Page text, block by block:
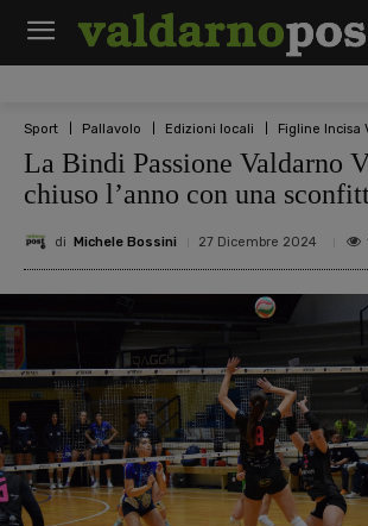
Sport Pallavolo Edizioni locali Figline Incisa
La Bindi Passione Valdarno
chiuso l’anno con una
di Michele Bossini 27 Dicembre 2024